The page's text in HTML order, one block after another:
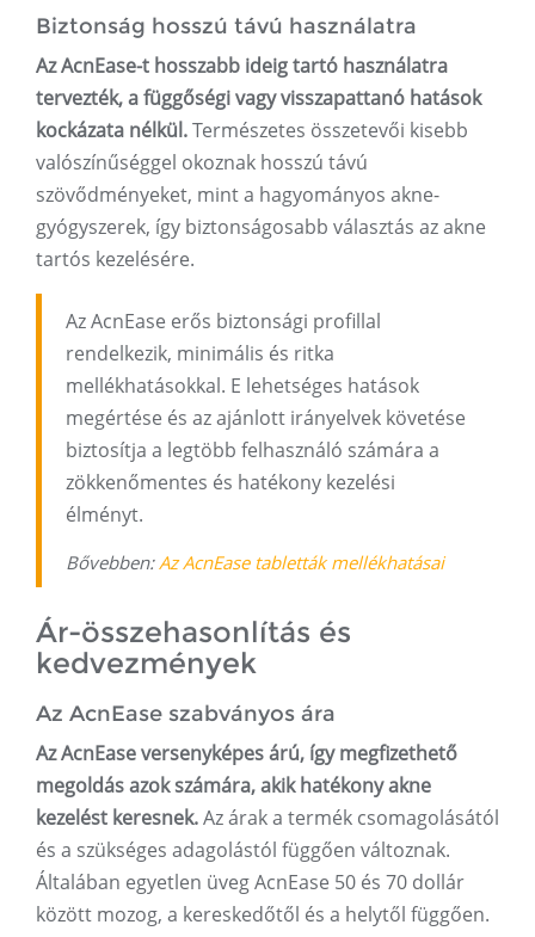
Biztonság hosszú távú használatra
Az AcnEase-t hosszabb ideig tartó használatra
tervezték, a függőségi vagy visszapattanó hatások
kockázata nélkül.Természetes összetevői kisebb
valószínűséggel okoznak hosszú távú
szövődményeket, mint a hagyományos akne-
gyógyszerek, így biztonságosabb választás az akne
tartós kezelésére.
Az AcnEase erős biztonsági profillal
rendelkezik, minimális és ritka
mellékhatásokkal. E lehetséges hatások
megértése és az ajánlott irányelvek követése
biztosítja a legtöbb felhasználó számára a
zökkenőmentes és hatékony kezelési
élményt.
Bővebben:Az AcnEase tabletták mellékhatásai
Ár-összehasonlítás és
kedvezmények
Az AcnEase szabványos ára
Az AcnEase versenyképes árú, így megfizethető
megoldás azok számára, akik hatékony akne
kezelést keresnek.Az árak a termék csomagolásától
és a szükséges adagolástól függően változnak.
Általában egyetlen üveg AcnEase 50 és 70 dollár
között mozog, a kereskedőtől és a helytől függően.